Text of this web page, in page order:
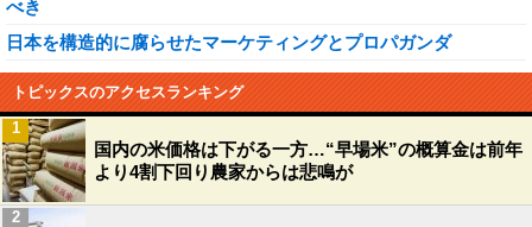
べき
日本を構造的に腐らせたマーケティングとプロパガンダ
トピックスのアクセスランキング
国内の米価格は下がる一方…“早場米”の概算金は前年
より4割下回り農家からは悲鳴が
1
2